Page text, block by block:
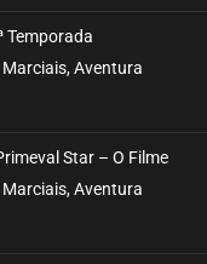
Temporada
Aventura
Star – O Filme
Aventura